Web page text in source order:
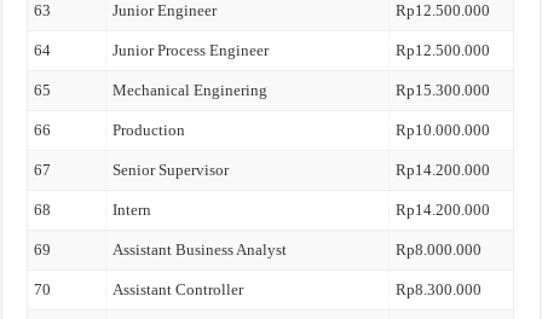
63 Junior Engineer Rp12.500.000
64 Junior Process Engineer Rp12.500.000
65 Mechanical Enginering Rp15.300.000
66 Production Rp10.000.000
67 Senior Supervisor Rp14.200.000
68 Intern Rp14.200.000
69 Assistant Business Analyst Rp8.000.000
70 Assistant Controller Rp8.300.000